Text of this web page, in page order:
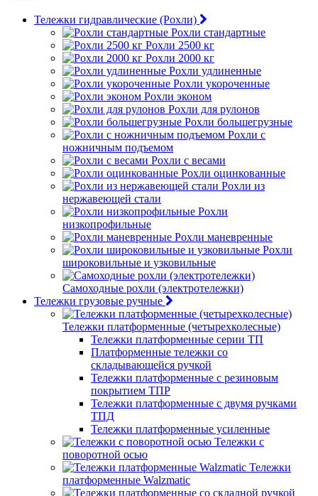
Тележки гидравлические (Рохли)
Рохли стандартные
Рохли 2500 кг
Рохли 2000 кг
Рохли удлиненные
Рохли укороченные
Рохли эконом
Рохли для рулонов
Рохли большегрузные
Рохли с
ножничным подъемом
Рохли с весами
Рохли оцинкованные
Рохли из
нержавеющей стали
Рохли
низкопрофильные
Рохли маневренные
Рохли
широковильные и узковильные
Самоходные рохли (электротележки)
Тележки грузовые ручные
Тележки платформенные (четырехколесные)
Тележки платформенные серии ТП
Платформенные тележки со
складывающейся ручкой
Тележки платформенные с резиновым
покрытием ТПР
Тележки платформенные с двумя ручками
ТПД
Тележки платформенные усиленные
Тележки с
поворотной осью
Тележки
платформенные Walzmatic